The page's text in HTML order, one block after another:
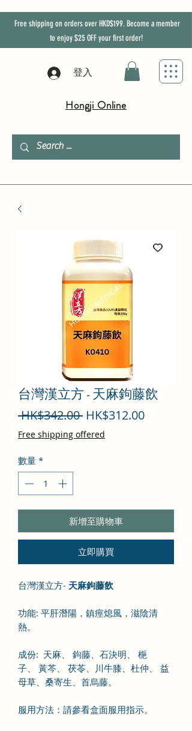
Free shipping on orders over HKD$199. Become a member
to enjoy$25 OFFyour first order!
登入
Hongji Online
台灣漢立方 - 天麻鉤藤飲
HK$342.00 一
般
HK$312.00促
Free shipping offered
數量 *
新增至購物車
立即購買
台灣漢立方- 天麻鉤藤飲
功能: 平肝潛陽，鎮痙熄風，滋陰清
熱。
成份: 天麻、 鉤藤、 石決明、
梔
子、
黃芩、 茯苓、川牛膝、 杜仲、
益
母草、 桑寄生、 首烏藤。
服用方法： 請參看盒面服用指示。